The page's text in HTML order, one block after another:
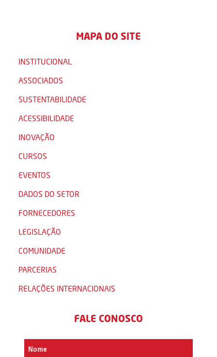
MAPA DO SITE
INSTITUCIONAL
ASSOCIADOS
SUSTENTABILIDADE
ACESSIBILIDADE
INOVAÇÃO
CURSOS
EVENTOS
DADOS DO SETOR
FORNECEDORES
LEGISLAÇÃO
COMUNIDADE
PARCERIAS
RELAÇÕES INTERNACIONAIS
FALE CONOSCO